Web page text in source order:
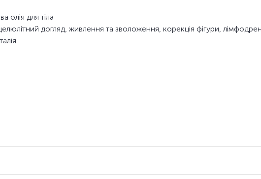
олія для тіла
догляд, живлення та зволоження, корекція фігури,